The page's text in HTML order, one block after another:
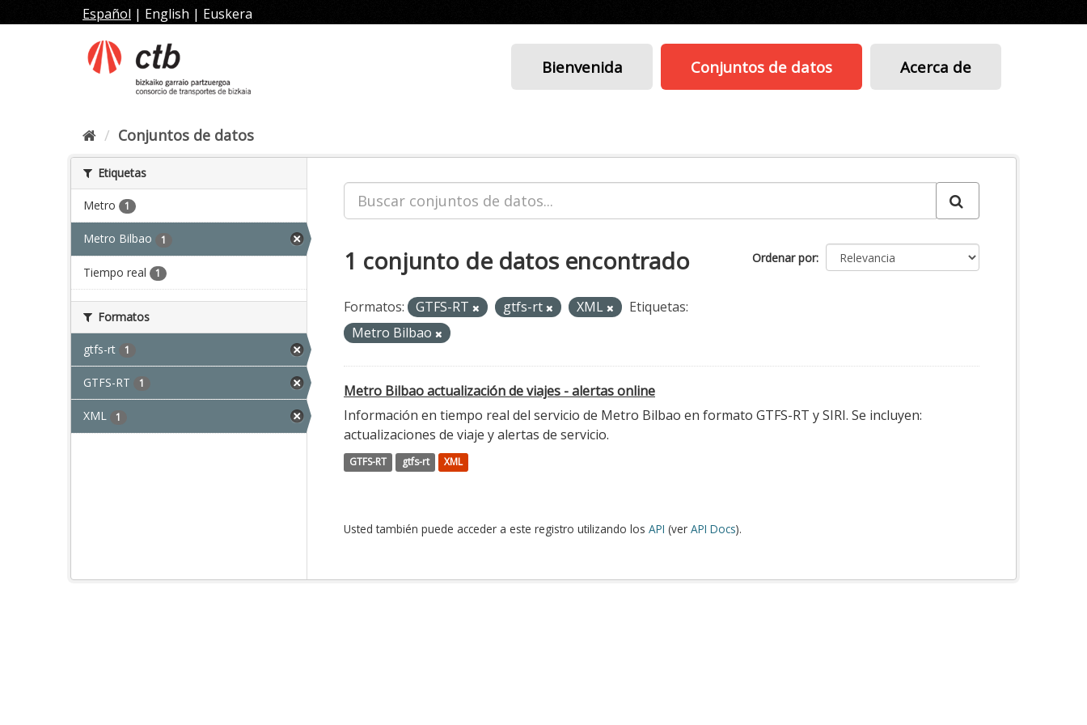
al
Español | English | Euskera
Bienvenida Conjuntos de datos Acerca de
Conjuntos de datos
Etiquetas
Metro 1
Metro Bilbao 1
Tiempo real 1
Formatos
gtfs-rt 1
GTFS-RT 1
XML 1
Ordenar por
1 conjunto de datos encontrado
Formatos: GTFS-RT gtfs-rt XML
Etiquetas:
Metro Bilbao
Metro Bilbao actualización de viajes - alertas online
Información en tiempo real del servicio de Metro Bilbao en formato GTFS-RT y SIRI. Se incluyen:
actualizaciones de viaje y alertas de servicio.
GTFS-RT gtfs-rt XML
Usted también puede acceder a este registro utilizando los API (ver API Docs).